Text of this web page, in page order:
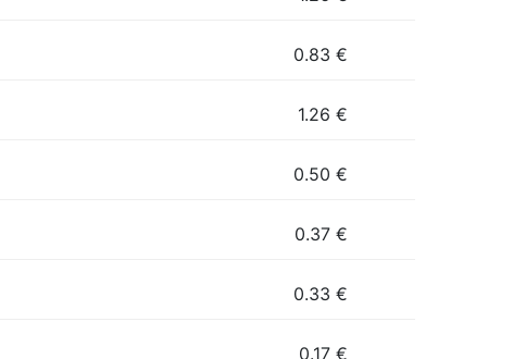
0.83 €
1.26 €
0.50 €
0.37 €
0.33 €
0.17 €